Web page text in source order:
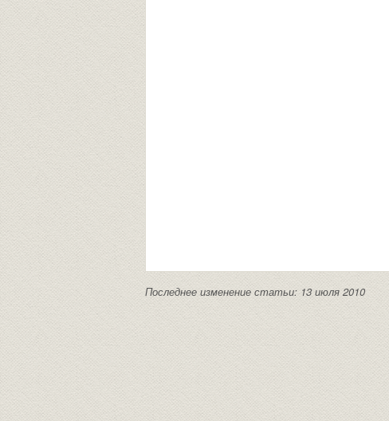
Последнее изменение статьи: 13 июля 2010